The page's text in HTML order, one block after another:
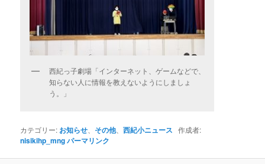
西紀っ子劇場「インターネット、ゲームなどで、
知らない人に情報を教えないようにしましょ
う。」
カテゴリー: お知らせ その他、西紀小ニュース 作成者:
nisikihp_mngパーマリンク